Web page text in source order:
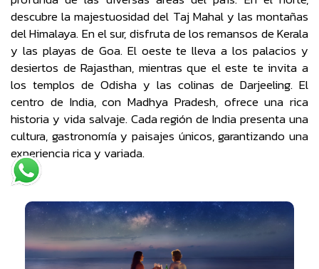
descubre la majestuosidad del Taj Mahal y las montañas
del Himalaya. En el sur, disfruta de los remansos de Kerala
y las playas de Goa. El oeste te lleva a los palacios y
desiertos de Rajasthan, mientras que el este te invita a
los templos de Odisha y las colinas de Darjeeling. El
centro de India, con Madhya Pradesh, ofrece una rica
historia y vida salvaje. Cada región de India presenta una
cultura, gastronomía y paisajes únicos, garantizando una
experiencia rica y variada.